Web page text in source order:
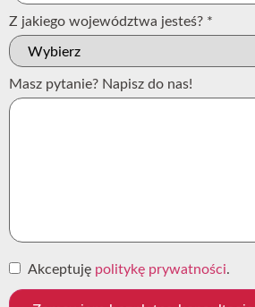
Z jakiego województwa jesteś? *
Masz pytanie? Napisz do nas!
Akceptuję politykę prywatności.